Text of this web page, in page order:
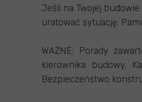
Jeśli na Twojej budowie
uratować sytuację.
WAŻNE: Porady
kierownika budowy.
Bezpieczeństwo